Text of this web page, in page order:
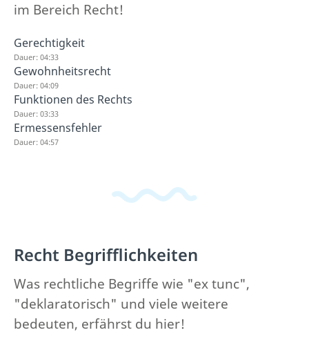
im Bereich Recht!
Gerechtigkeit
Dauer: 04:33
Gewohnheitsrecht
Dauer: 04:09
Funktionen des Rechts
Dauer: 03:33
Ermessensfehler
Dauer: 04:57
Recht Begrifflichkeiten
Was rechtliche Begriffe wie "ex tunc",
"deklaratorisch" und viele weitere
bedeuten, erfährst du hier!